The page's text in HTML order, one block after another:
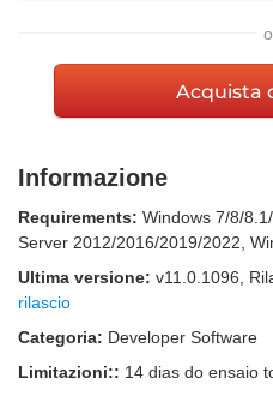
o
Acquista
Informazione
Requirements: Windows 7/8/
Server 2012/2016/2019/2022,
Ultima versione: v11.0.1096 ,
rilascio
Categoria: Developer Software
Limitazioni:: 14 dias do ensaio